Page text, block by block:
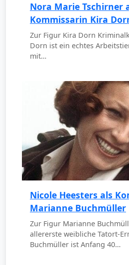
Nora Marie Tschirner
Kommissarin Kira
Zur Figur Kira Dorn
Dorn ist ein echtes
mit…
Nicole Heesters als
Marianne Buchmüller
Zur Figur Marianne
allererste weibliche Tatort-
Buchmüller ist Anfang 40…